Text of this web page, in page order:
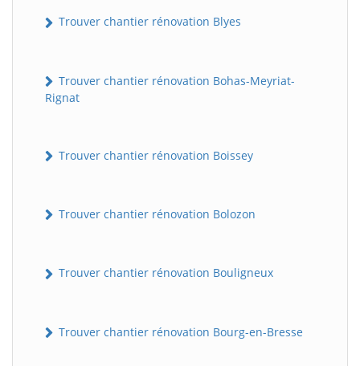
Trouver chantier rénovation Blyes
Trouver chantier rénovation Bohas-Meyriat-
Rignat
Trouver chantier rénovation Boissey
Trouver chantier rénovation Bolozon
Trouver chantier rénovation Bouligneux
Trouver chantier rénovation Bourg-en-Bresse